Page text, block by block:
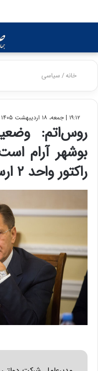
برای
خانه/سیاسی
۱۹:۱۲ | جمعه، ۱۸ اردیبهشت ۱۴۰۵
روس‌اتم:
راکتور واحد ۲ ارسال می‌شود